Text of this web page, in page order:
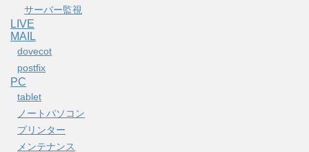
サーバー監視
LIVE
MAIL
dovecot
postfix
PC
tablet
ノートパソコン
プリンター
メンテナンス